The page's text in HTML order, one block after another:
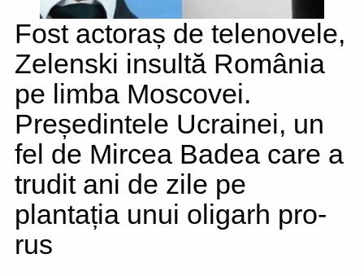
Fost actoraș de telenovele,
Zelenski insultă România
pe limba Moscovei.
Președintele Ucrainei, un
fel de Mircea Badea care a
trudit ani de zile pe
plantația unui oligarh pro-
rus